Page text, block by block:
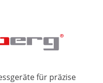
für präzise